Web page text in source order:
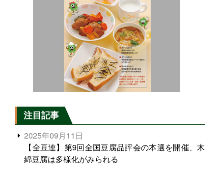
注目記事
2025年09月11日
【全豆連】第9回全国豆腐品評会の本選を開催、木
綿豆腐は多様化がみられる